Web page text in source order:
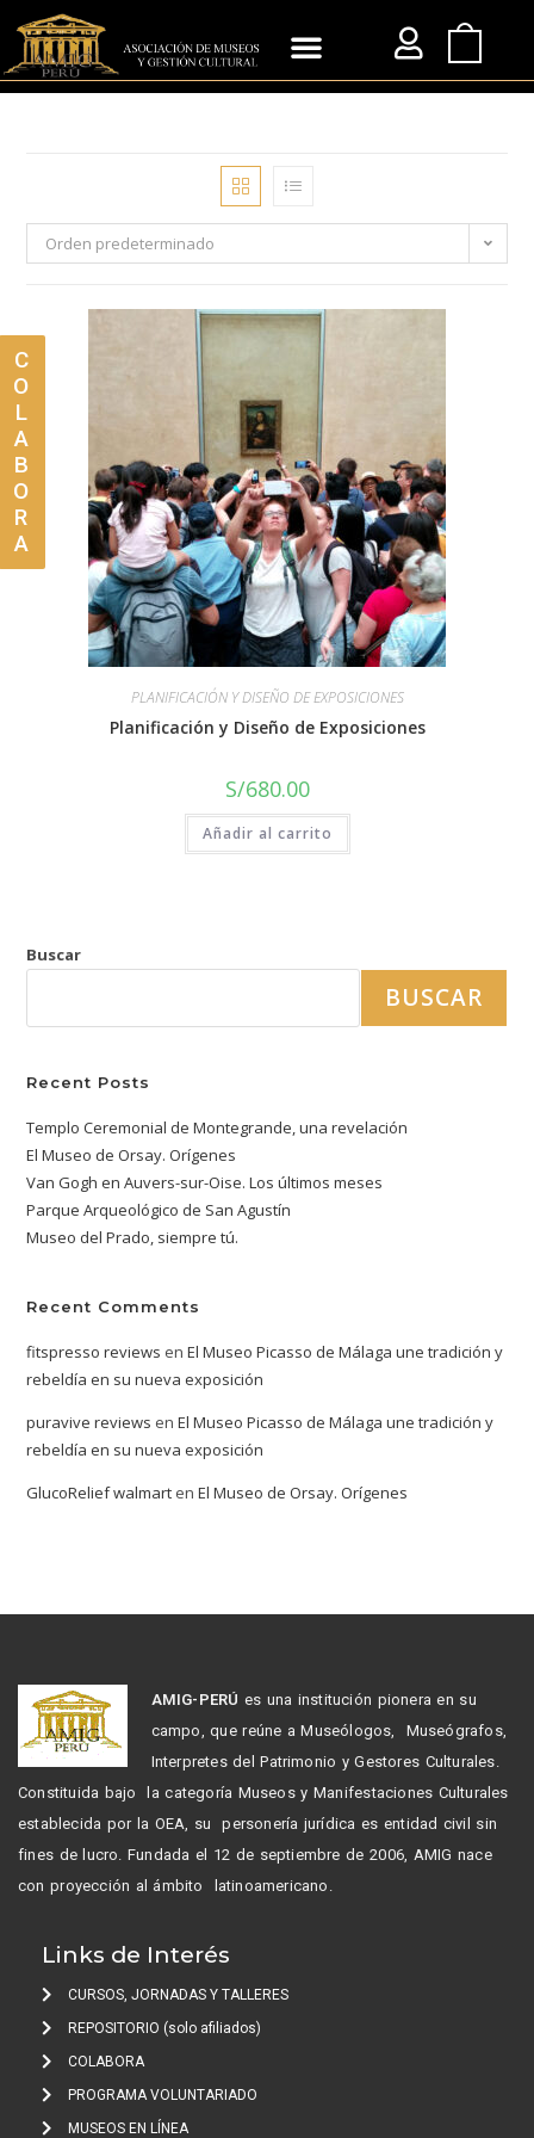
Orden predeterminado
PLANIFICACIÓN Y DISEÑO DE EXPOSICIONES
Planificación y Diseño de Exposiciones
S/680.00
Añadir al carrito
Buscar
BUSCAR
Recent Posts
Templo Ceremonial de Montegrande, una revelación
El Museo de Orsay. Orígenes
Van Gogh en Auvers-sur-Oise. Los últimos meses
Parque Arqueológico de San Agustín
Museo del Prado, siempre tú.
Recent Comments
fitspresso reviews enEl Museo Picasso de Málaga une tradición y
rebeldía en su nueva exposición
puravive reviews enEl Museo Picasso de Málaga une tradición y
rebeldía en su nueva exposición
GlucoRelief walmart enEl Museo de Orsay. Orígenes
C
O
L
A
B
O
R
A
AMIG-PERÚ es una institución pionera en su
campo, que reúne a Museólogos, Museógrafos,
Interpretes del Patrimonio y Gestores Culturales.
Constituida bajo la categoría Museos y Manifestaciones Culturales
establecida por la OEA, su personería jurídica es entidad civil sin
fines de lucro. Fundada el 12 de septiembre de 2006, AMIG nace
con proyección al ámbito latinoamericano.
Links de Interés
CURSOS, JORNADAS Y TALLERES
REPOSITORIO (solo afiliados)
COLABORA
PROGRAMA VOLUNTARIADO
MUSEOS EN LÍNEA